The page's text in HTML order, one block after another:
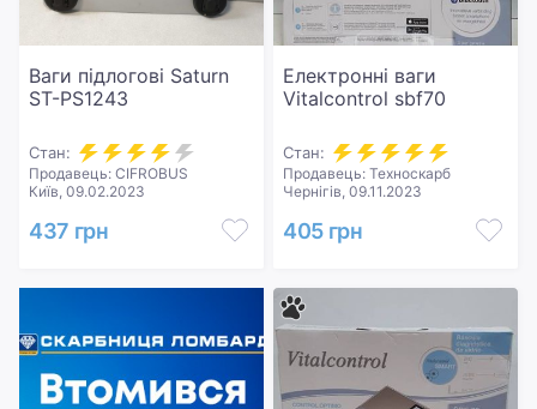
Ваги підлогові Saturn
ST-PS1243
Стан:
Продавець: CIFROBUS
Київ, 09.02.2023
437 грн
Електронні ваги
Vitalcontrol sbf70
Стан:
Продавець: Техноскарб
Чернігів, 09.11.2023
405 грн